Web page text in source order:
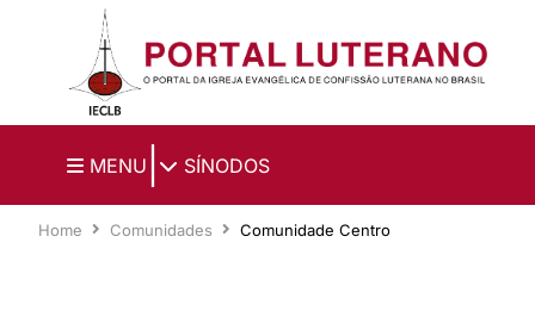
Ir para o conteúdo principal
MENU SÍNODOS
Home Comunidades Comunidade Centro